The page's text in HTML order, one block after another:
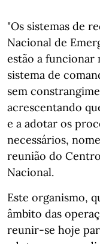
"Os sistemas de
Nacional de
estão a
sistema de
sem
acrescentando
e a adotar os
necessários,
reunião do
Nacional.
Este organismo,
âmbito das
reunir-se hoje